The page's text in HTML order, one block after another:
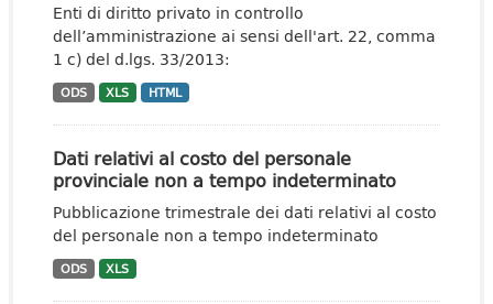
Enti di diritto privato in controllo
dell’amministrazione ai sensi dell'art. 22, comma
1 c) del d.lgs. 33/2013:
ODS XLS HTML
Dati relativi al costo del personale
provinciale non a tempo indeterminato
Pubblicazione trimestrale dei dati relativi al costo
del personale non a tempo indeterminato
ODS XLS